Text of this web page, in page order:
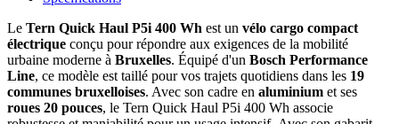
Aluminium
Poids Total Autorisé en Charge
150 Kg